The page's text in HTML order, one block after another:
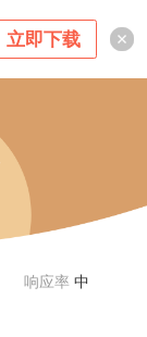
立即下载
响应率中